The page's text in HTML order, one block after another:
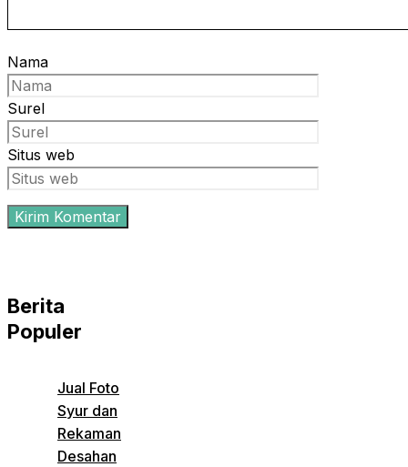
Nama
Surel
Situs web
Berita
Populer
Jual Foto
Syur dan
Rekaman
Desahan